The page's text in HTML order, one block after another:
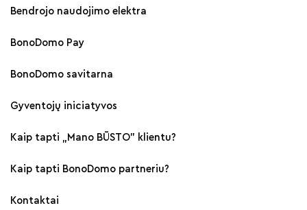
Bendrojo naudojimo elektra
BonoDomo Pay
BonoDomo savitarna
Gyventojų iniciatyvos
Kaip tapti „Mano BŪSTO" klientu?
Kaip tapti BonoDomo partneriu?
Kontaktai